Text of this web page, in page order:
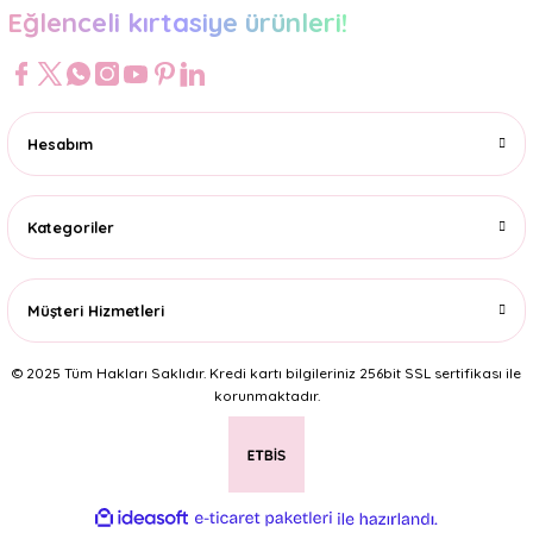
Eğlenceli kırtasiye ürünleri!
Hesabım
Kategoriler
Müşteri Hizmetleri
© 2025 Tüm Hakları Saklıdır. Kredi kartı bilgileriniz 256bit SSL sertifikası ile
korunmaktadır.
ideasoft
e-